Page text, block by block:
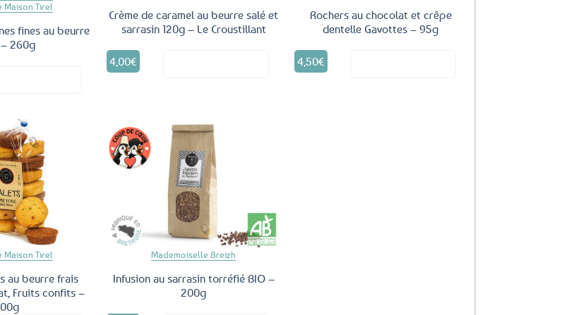
Maison Tirel
fines au beurre
260g
Crème de caramel au beurre salé et
sarrasin 120g – Le Croustillant
4,00€
Rochers au chocolat et crêpe
dentelle Gavottes – 95g
4,50€
Maison Tirel
au beurre frais
Fruits confits –
Mademoiselle Breizh
Infusion au sarrasin torréfié BIO –
200g